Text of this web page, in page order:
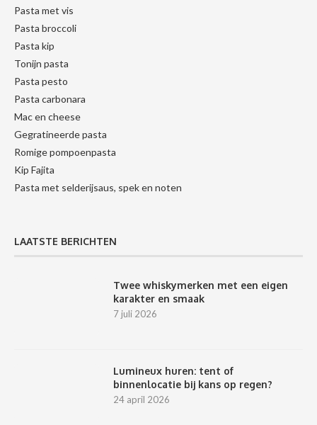
Pasta met vis
Pasta broccoli
Pasta kip
Tonijn pasta
Pasta pesto
Pasta carbonara
Mac en cheese
Gegratineerde pasta
Romige pompoenpasta
Kip Fajita
Pasta met selderijsaus, spek en noten
LAATSTE BERICHTEN
Twee whiskymerken met een eigen
karakter en smaak
7 juli 2026
Lumineux huren: tent of
binnenlocatie bij kans op regen?
24 april 2026